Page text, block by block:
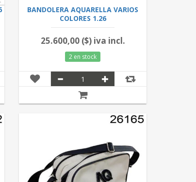
BANDOLERA AQUARELLA VARIOS
COLORES 1.26
25.600,00 ($) iva incl.
2 en stock